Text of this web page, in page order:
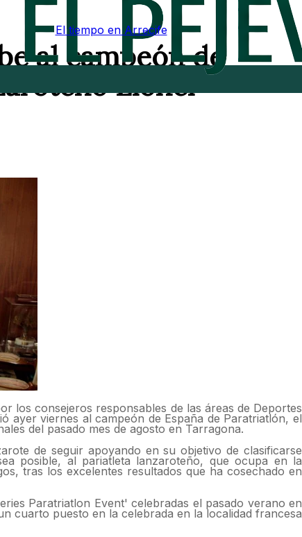
El tiempo en Arrecife
al campeón de
Lionel
los consejeros responsables de las áreas de Deportes
ayer viernes al campeón de España de Paratriatlón, el
del pasado mes de agosto en Tarragona.
de seguir apoyando en su objetivo de clasificarse
posible, al pariatleta lanzaroteño, que ocupa en la
tras los excelentes resultados que ha cosechado en
Paratriatlon Event' celebradas el pasado verano en
cuarto puesto en la celebrada en la localidad francesa